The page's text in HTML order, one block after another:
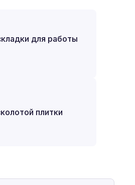
для работы
плитки